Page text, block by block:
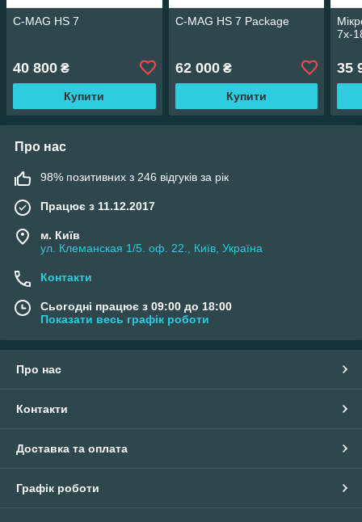
C-MAG HS 7
40 800 ₴
Купити
C-MAG HS 7 Package
62 000₴
Купити
7x-
35
Про нас
98% позитивних з 246 відгуків за рік
Працює з 11.12.2017
м. Київ
ул. Клеманская 1/5. оф. 22., Київ, Україна
Контакти
Сьогодні працює з 09:00 до 18:00
Показати весь графік роботи
Про нас
Контакти
Доставка та оплата
Графік роботи